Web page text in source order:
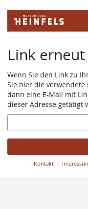
Zum
Haupt-
Link
Wenn Sie den Link zu
Sie hier die verwendete
dann eine E-Mail mit
dieser Adresse getätigt
E-
Mail
Kontakt